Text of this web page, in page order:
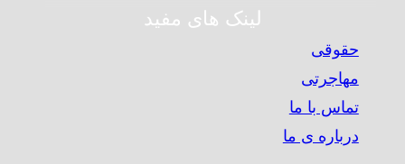
لینک های مفید
حقوقی
مهاجرتی
تماس با ما
درباره ی ما